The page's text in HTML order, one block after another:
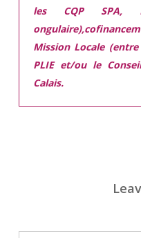
les CQP SPA,
Mission Locale
PLIE et/ou le
Calais.